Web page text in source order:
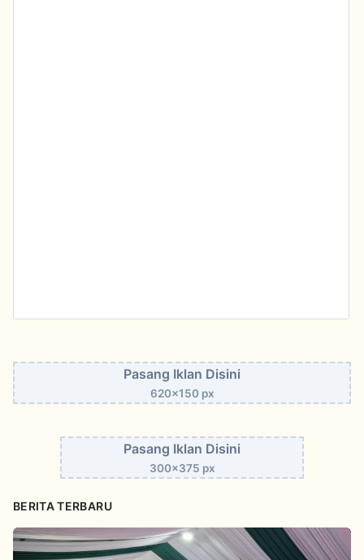
Pasang Iklan Disini
620x150 px
Pasang Iklan Disini
300x375 px
BERITA TERBARU